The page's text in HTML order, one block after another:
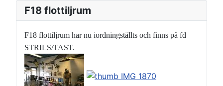
F18 flottiljrum
F18 flottiljrum har nu iordningställts och finns på fd
STRILS/TAST.